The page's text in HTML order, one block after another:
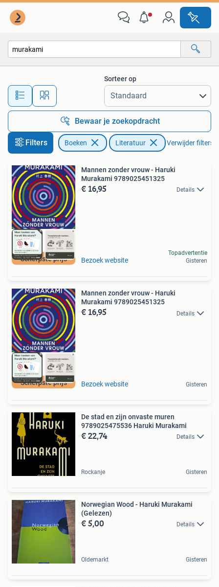
Alle afstanden…
Sorteer op
Bewaar je zoekopdracht
Filters Boeken Literatuur Verwijder filters
Scherpste prijs
Mannen zonder vrouw - Haruki
Murakami 9789025451325
€ 16,95 Details
Bezoek website
Topadvertentie
Gisteren
Scherpste prijs
Mannen zonder vrouw - Haruki
Murakami 9789025451325
€ 16,95 Details
Bezoek website Gisteren
De stad en zijn onvaste muren
9789025475536 Haruki Murakami
€ 22,74 Details
Rockanje Gisteren
Norwegian Wood - Haruki Murakami
(Gelezen)
€ 5,00 Details
Oldemarkt Gisteren